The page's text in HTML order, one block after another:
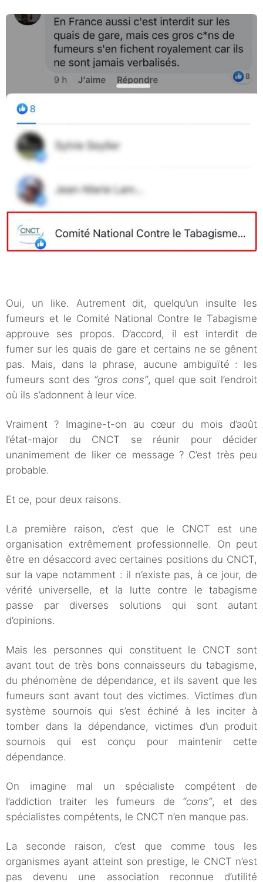
Oui, un like. Autrement dit, quelqu’un insulte les
fumeurs et le Comité National Contre le Tabagisme
approuve ses propos. D’accord, il est interdit de
fumer sur les quais de gare et certains ne se gênent
pas. Mais, dans la phrase, aucune ambiguïté : les
fumeurs sont des “gros cons”, quel que soit l’endroit
où ils s’adonnent à leur vice.
Vraiment ? Imagine-t-on au cœur du mois d’août
l’état-major du CNCT se réunir pour décider
unanimement de liker ce message ? C’est très peu
probable.
Et ce, pour deux raisons.
La première raison, c’est que le CNCT est une
organisation extrêmement professionnelle. On peut
être en désaccord avec certaines positions du CNCT,
sur la vape notamment : il n’existe pas, à ce jour, de
vérité universelle, et la lutte contre le tabagisme
passe par diverses solutions qui sont autant
d’opinions.
Mais les personnes qui constituent le CNCT sont
avant tout de très bons connaisseurs du tabagisme,
du phénomène de dépendance, et ils savent que les
fumeurs sont avant tout des victimes. Victimes d’un
système sournois qui s’est échiné à les inciter à
tomber dans la dépendance, victimes d’un produit
sournois qui est conçu pour maintenir cette
dépendance.
On imagine mal un spécialiste compétent de
l’addiction traiter les fumeurs de “cons”, et des
spécialistes compétents, le CNCT n’en manque pas.
La seconde raison, c’est que comme tous les
organismes ayant atteint son prestige, le CNCT n’est
pas devenu une association reconnue d’utilité